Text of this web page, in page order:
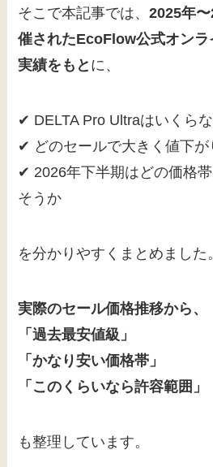
そこで本記事では、2025年
催されたEcoFlow公式オン
実績をもと に、
✔ DELTA Pro Ultraはいくら
✔ どのセールで大きく値下が
✔ 2026年下半期はどの価格
そうか
を分かりやすくまとめました
実際のセール価格推移から、
「過去最安値級」
「かなり安い価格帯」
「このくらいなら許容範囲」
も整理しています。